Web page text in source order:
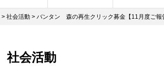
> 社会活動 > バンタン 森の再生クリック募金【11月度ご報
社会活動